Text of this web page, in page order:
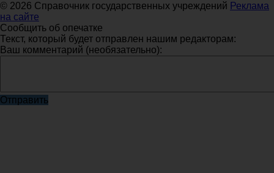
© 2026 Справочник государственных учреждений Реклама
на сайте
Сообщить об опечатке
Текст, который будет отправлен нашим редакторам:
Ваш комментарий (необязательно):
Отправить